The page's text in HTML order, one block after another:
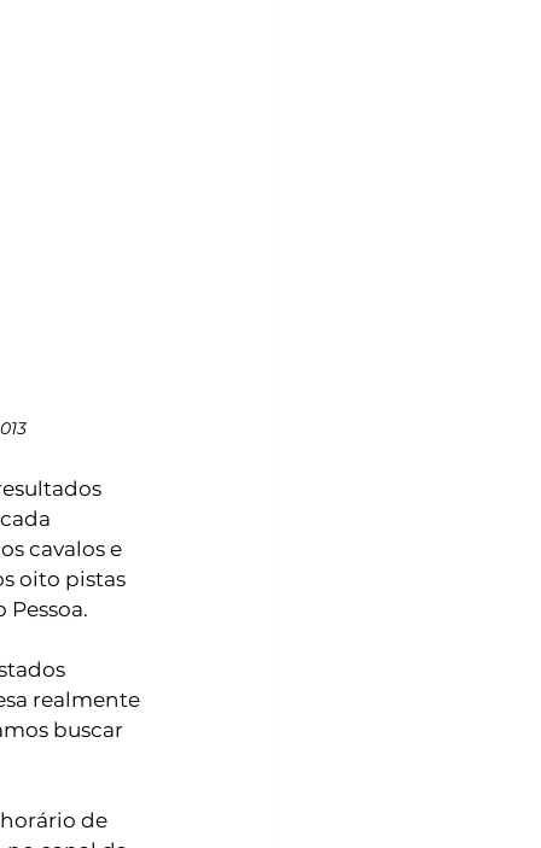
cavalos e
oito pistas
realmente
buscar
de